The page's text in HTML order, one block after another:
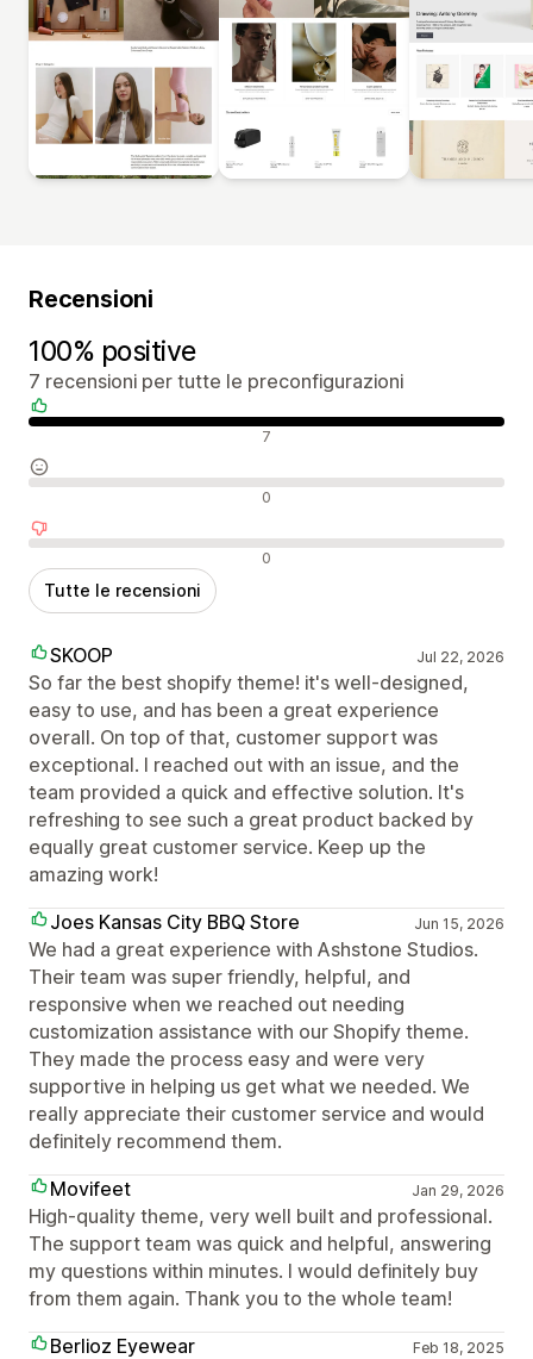
Recensioni
100% positive
7 recensioni per tutte le preconfigurazioni
Recensioni positive 7
Recensioni neutrali 0
Recensioni negative 0
Tutte le recensioni
SKOOP Jul 22, 2026
So far the best shopify theme! it's well-designed,
easy to use, and has been a great experience
overall. On top of that, customer support was
exceptional. I reached out with an issue, and the
team provided a quick and effective solution. It's
refreshing to see such a great product backed by
equally great customer service. Keep up the
amazing work!
Joes Kansas City BBQ Store
Jun 15, 2026
We had a great experience with Ashstone Studios.
Their team was super friendly, helpful, and
responsive when we reached out needing
customization assistance with our Shopify theme.
They made the process easy and were very
supportive in helping us get what we needed. We
really appreciate their customer service and would
definitely recommend them.
Movifeet
Jan 29, 2026
High-quality theme, very well built and professional.
The support team was quick and helpful, answering
my questions within minutes. I would definitely buy
from them again. Thank you to the whole team!
Berlioz Eyewear
Feb 18, 2025